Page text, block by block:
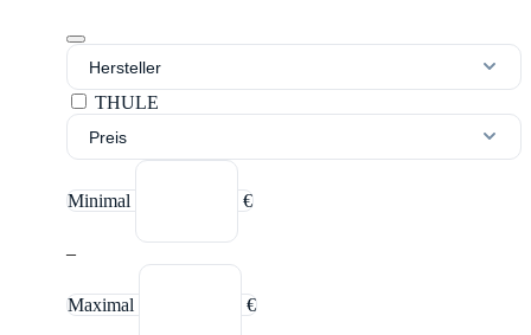
Hersteller
THULE
Preis
Minimal €
–
Maximal €